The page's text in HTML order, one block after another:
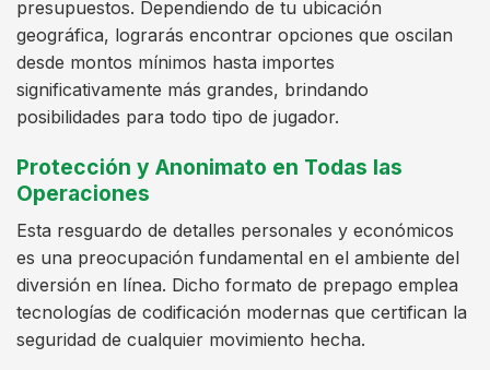
presupuestos. Dependiendo de tu ubicación
geográfica, lograrás encontrar opciones que oscilan
desde montos mínimos hasta importes
significativamente más grandes, brindando
posibilidades para todo tipo de jugador.
Protección y Anonimato en Todas las
Operaciones
Esta resguardo de detalles personales y económicos
es una preocupación fundamental en el ambiente del
diversión en línea. Dicho formato de prepago emplea
tecnologías de codificación modernas que certifican la
seguridad de cualquier movimiento hecha.